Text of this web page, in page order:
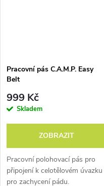
Pracovní pás C.A.M.P. Easy
Belt
999 Kč
Skladem
ZOBRAZIT
Pracovní polohovací pás pro
připojení k celotělovém úvazku
pro zachycení pádu.